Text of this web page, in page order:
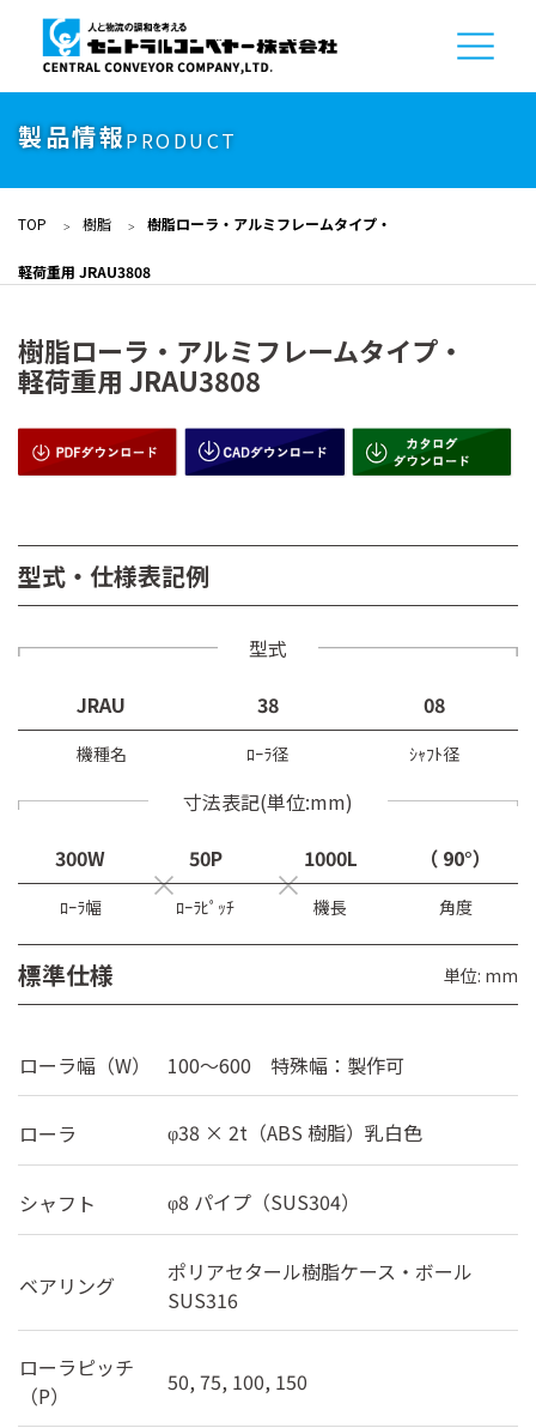
製品情報PRODUCT
TOP 樹脂 樹脂ローラ・アルミフレームタイプ・
軽荷重用 JRAU3808
樹脂ローラ・アルミフレームタイプ・
軽荷重用 JRAU3808
型式・仕様表記例
型式
JRAU
機種名
38
ﾛｰﾗ径
08
ｼｬﾌﾄ径
寸法表記(単位:mm)
300W
ﾛｰﾗ幅
50P
ﾛｰﾗﾋﾟｯﾁ
1000L
機長
（ 90°）
角度
標準仕様 単位: mm
ローラ幅（W） 100～600 特殊幅：製作可
ローラ φ38 × 2t（ABS 樹脂）乳白色
シャフト φ8 パイプ（SUS304）
ベアリング
ポリアセタール樹脂ケース・ボール
SUS316
ローラピッチ
（P）
50, 75, 100, 150